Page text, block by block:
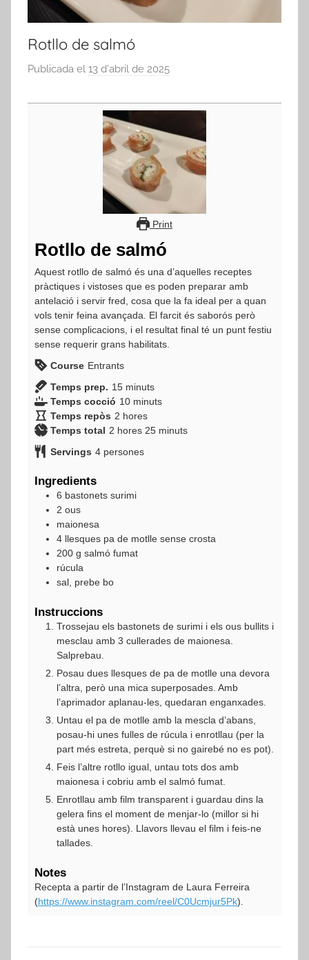
Rotllo de salmó
Publicada el 13 d'abril de 2025
r
m
n
Print
Rotllo de salmó
Aquest rotllo de salmó és una d’aquelles receptes
pràctiques i vistoses que es poden preparar amb
antelació i servir fred, cosa que la fa ideal per a quan
vols tenir feina avançada. El farcit és saborós però
sense complicacions, i el resultat final té un punt festiu
sense requerir grans habilitats.
Course Entrants
Temps prep. 15minuts
minuts
Temps cocció 10minuts
minuts
Temps repòs 2 hores
hores
Temps total 2 hores
hores 25minuts
minuts
Servings 4 persones
Ingredients
6 bastonets surimi
2 ous
maionesa
4 llesques pa de motlle sense crosta
200 g salmó fumat
rúcula
sal, prebe bo
Instruccions
Trossejau els bastonets de surimi i els ous bullits i
mesclau amb 3 cullerades de maionesa.
Salprebau.
Posau dues llesques de pa de motlle una devora
l’altra, però una mica superposades. Amb
l’aprimador aplanau-les, quedaran enganxades.
Untau el pa de motlle amb la mescla d’abans,
posau-hi unes fulles de rúcula i enrotllau (per la
part més estreta, perquè si no gairebé no es pot).
Feis l’altre rotllo igual, untau tots dos amb
maionesa i cobriu amb el salmó fumat.
Enrotllau amb film transparent i guardau dins la
gelera fins el moment de menjar-lo (millor si hi
està unes hores). Llavors llevau el film i feis-ne
tallades.
Notes
Recepta a partir de l’Instagram de Laura Ferreira
(https://www.instagram.com/reel/C0Ucmjur5Pk).